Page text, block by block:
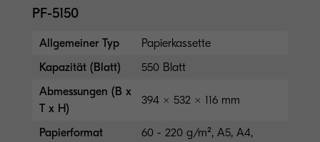
PF-5150
Allgemeiner Typ
Papierkassette
Kapazität (Blatt)
550 Blatt
Abmessungen (B x
T x H)
394 × 532 × 116 mm
Papierformat 60 - 220 g/m², A5, A4,